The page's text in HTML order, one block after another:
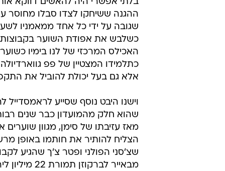
ההגנה ששיחקו לצדו סבלו מחוסר
שגובה על ידי כל אחד ממאמניו
כשלבש את אפודת השוער בקבוצות
האכילס המרכזי של לנו בימיו
כתלמידו המצטיין של פפ
אלא גם בעל יכולת להוביל את
וישנו היבט נוסף שסייע
שהוא חלק מהמועדון כבר שנים
מאז עזיבתו של סימן, מגוון
הצליח להותיר את חותמו באופן
שצ'סני הפולני ופטר צ'ך שהגיע
מבאייר